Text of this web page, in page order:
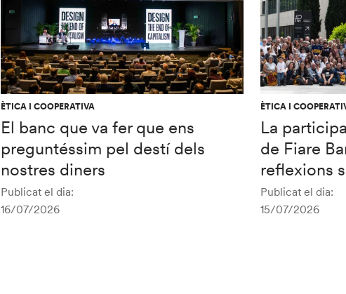
ÈTICA I COOPERATIVA
El banc que va fer que ens
preguntéssim pel destí dels
nostres diners
Publicat el dia:
16/07/2026
ÈTICA I
La
de Fiare
reflexions
Publicat el dia:
15/07/2026